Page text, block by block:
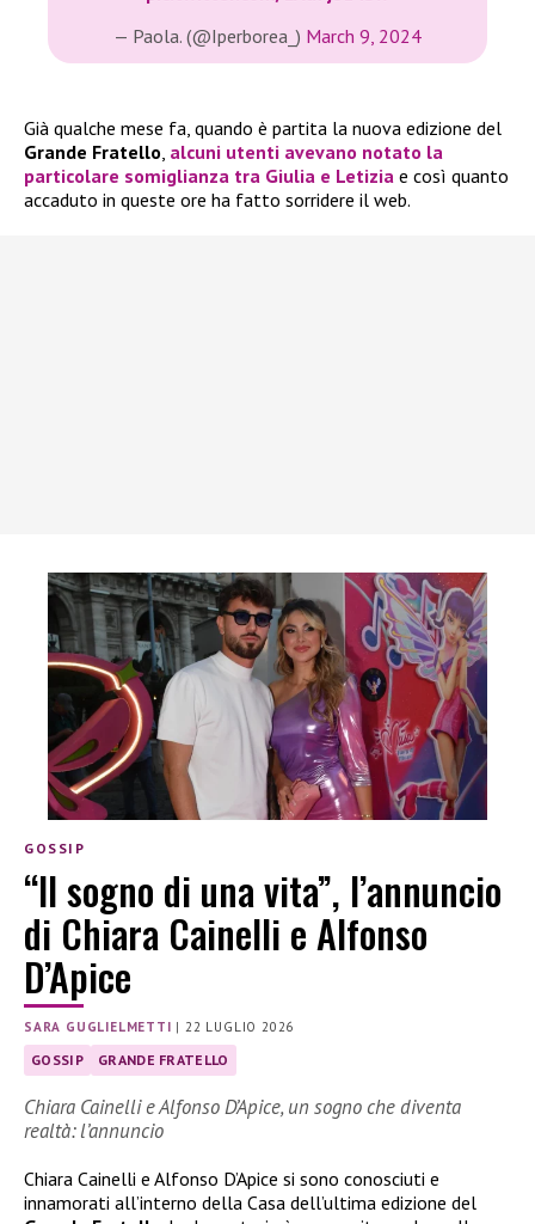
— Paola. (@Iperborea_) March 9, 2024
Già qualche mese fa, quando è partita la nuova edizione del
Grande Fratello, alcuni utenti avevano notato la
particolare somiglianza tra Giulia e Letizia e così quanto
accaduto in queste ore ha fatto sorridere il web.
GOSSIP
“Il sogno di una vita”, l’annuncio
di Chiara Cainelli e Alfonso
D’Apice
SARA GUGLIELMETTI | 22 LUGLIO 2026
GOSSIP GRANDE FRATELLO
Chiara Cainelli e Alfonso D’Apice, un sogno che diventa
realtà: l’annuncio
Chiara Cainelli e Alfonso D’Apice si sono conosciuti e
innamorati all’interno della Casa dell’ultima edizione del